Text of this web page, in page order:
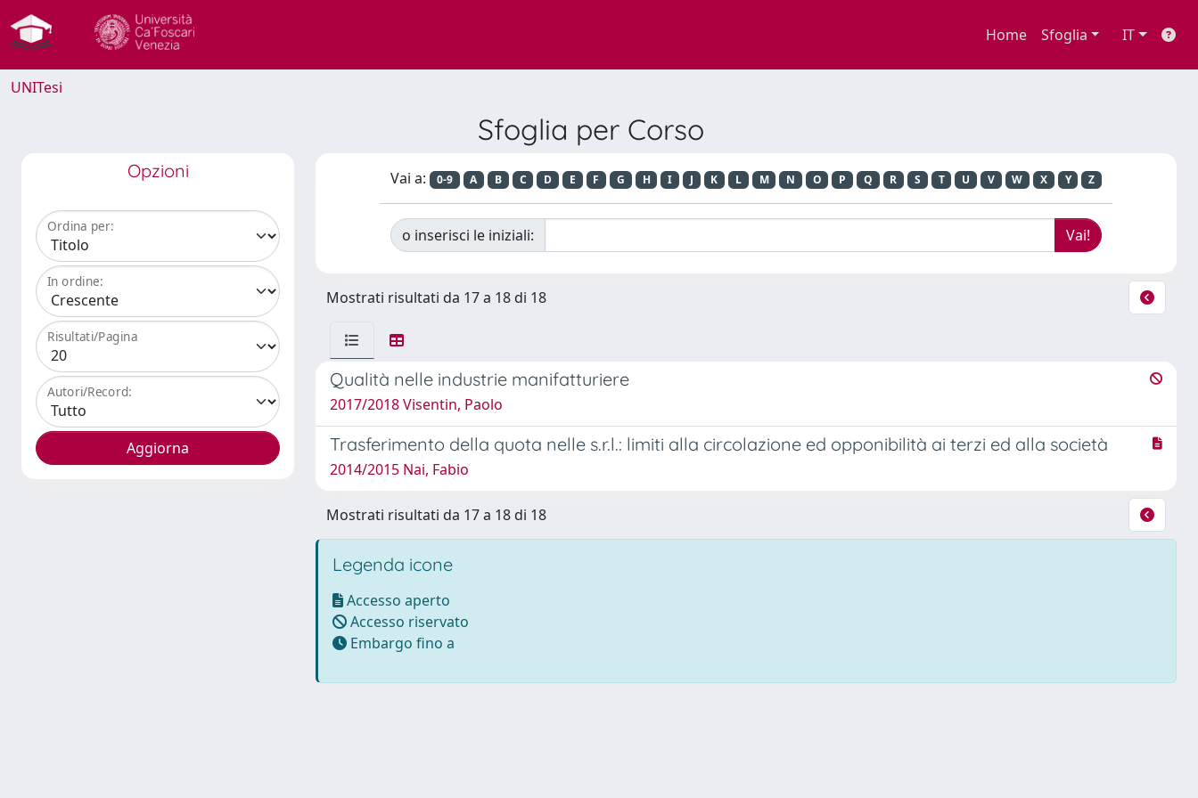
Home Sfoglia IT
UNITesi
Sfoglia per Corso
Opzioni
Ordina per:
In ordine:
Risultati/Pagina
Autori/Record:
Vai a: 0-9 A B C D E F G H I J K L M N O P Q R S T U V W X Y Z
o inserisci le iniziali:
Mostrati risultati da 17 a 18 di 18
Qualità nelle industrie manifatturiere
2017/2018 Visentin, Paolo
Trasferimento della quota nelle s.r.l.: limiti alla circolazione ed opponibilità ai terzi ed alla società
2014/2015 Nai, Fabio
Mostrati risultati da 17 a 18 di 18
Legenda icone
Accesso aperto
Accesso riservato
Embargo fino a